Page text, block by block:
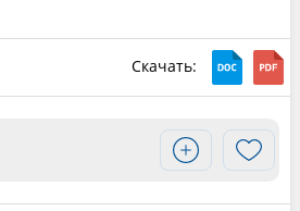
Скачать: